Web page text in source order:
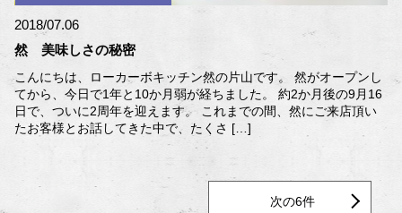
2018/07.06
然 美味しさの秘密
こんにちは、ローカーボキッチン然の片山です。 然がオープンし
てから、今日で1年と10か月弱が経ちました。 約2か月後の9月16
日で、ついに2周年を迎えます。 これまでの間、然にご来店頂い
たお客様とお話してきた中で、たくさ […]
次の6件